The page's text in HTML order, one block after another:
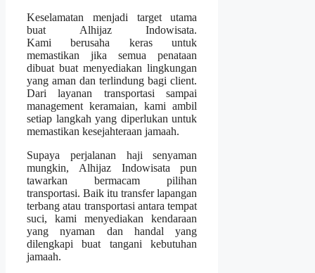
Keselamatan menjadi target utama
buat Alhijaz Indowisata.
Kami berusaha keras untuk
memastikan jika semua penataan
dibuat buat menyediakan lingkungan
yang aman dan terlindung bagi client.
Dari layanan transportasi sampai
management keramaian, kami ambil
setiap langkah yang diperlukan untuk
memastikan kesejahteraan jamaah.
Supaya perjalanan haji senyaman
mungkin, Alhijaz Indowisata pun
tawarkan bermacam pilihan
transportasi. Baik itu transfer lapangan
terbang atau transportasi antara tempat
suci, kami menyediakan kendaraan
yang nyaman dan handal yang
dilengkapi buat tangani kebutuhan
jamaah.